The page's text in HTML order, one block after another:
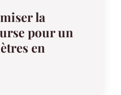
la
pour un
en